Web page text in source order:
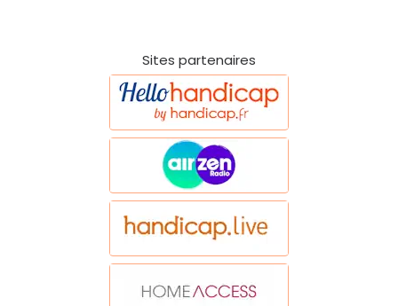
Sites partenaires